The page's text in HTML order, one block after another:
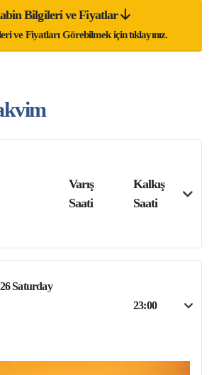
Bilgileri ve Fiyatlar
ve Fiyatları Görebilmek için tıklayınız.
Varış
Saati
Kalkış
Saati
Saturday
23:00